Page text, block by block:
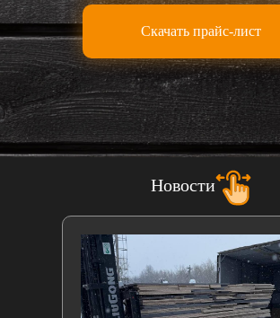
Скачать прайс-лист
Новости